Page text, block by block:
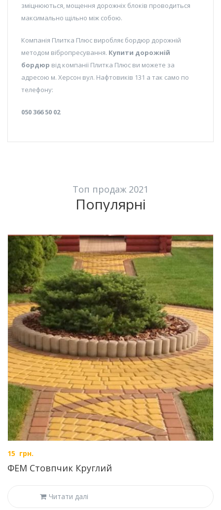
зміцнюються, мощення дорожніх блоків проводиться
максимально щільно між собою.
Компанія Плитка Плюс виробляє бордюр дорожній
методом вібропресування. Купити дорожній
бордюр від компанії Плитка Плюс ви можете за
адресою м. Херсон вул. Нафтовиків 131 а так само по
телефону:
050 366 50 02
Топ продаж 2021
Популярні
15 грн.
ФЕМ Стовпчик Круглий
Читати далі